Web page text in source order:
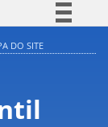
DO SITE